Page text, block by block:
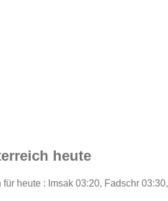
heute
heute : Imsak 03:20, Fadschr